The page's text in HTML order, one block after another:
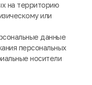
на территорию
или
данные
персональных
носители